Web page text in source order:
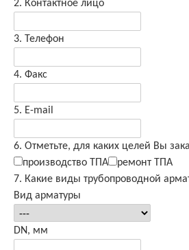
2. Контактное лицо
3. Телефон
4. Факс
5. E-mail
6. Отметьте, для каких целей Вы
производство ТПА
ремонт ТПА
7. Какие виды трубопроводной
Вид арматуры
DN, мм